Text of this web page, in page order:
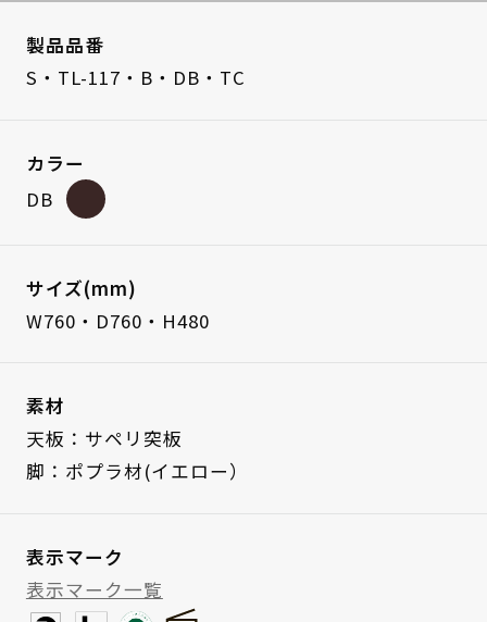
製品品番
S・TL-117・B・DB・TC
カラー
DB
サイズ(mm)
W760・D760・H480
素材
天板：サペリ突板
脚：ポプラ材(イエロー）
表示マーク
表示マーク一覧